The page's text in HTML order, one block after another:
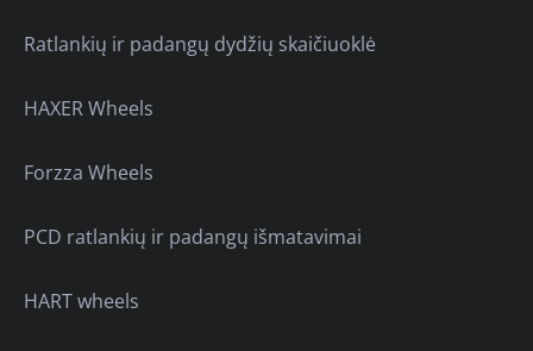
Ratlankių ir padangų dydžių skaičiuoklė
HAXER Wheels
Forzza Wheels
PCD ratlankių ir padangų išmatavimai
HART wheels